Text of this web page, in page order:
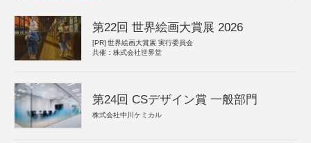
第22回 世界絵画大賞展 2026
[PR] 世界絵画大賞展 実行委員会
共催：株式会社世界堂
第24回 CSデザイン賞 一般部門
株式会社中川ケミカル